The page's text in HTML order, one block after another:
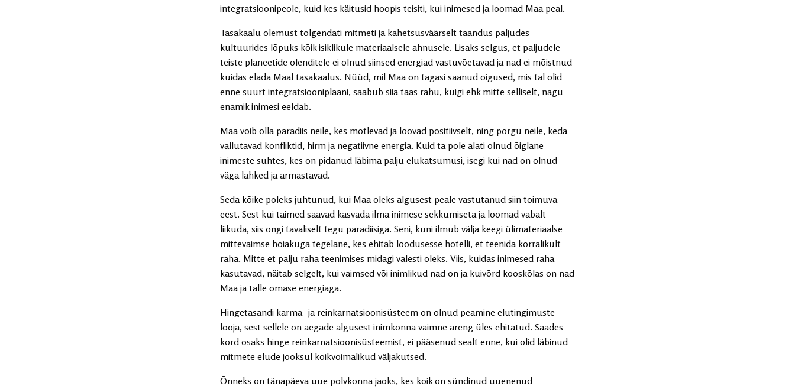
integratsioonipeole, kuid kes käitusid hoopis teisiti, kui inimesed ja loomad Maa peal.
Tasakaalu olemust tõlgendati mitmeti ja kahetsusväärselt taandus paljudes
kultuurides lõpuks kõik isiklikule materiaalsele ahnusele. Lisaks selgus, et paljudele
teiste planeetide olenditele ei olnud siinsed energiad vastuvõetavad ja nad ei mõistnud
kuidas elada Maal tasakaalus. Nüüd, mil Maa on tagasi saanud õigused, mis tal olid
enne suurt integratsiooniplaani, saabub siia taas rahu, kuigi ehk mitte selliselt, nagu
enamik inimesi eeldab.
Maa võib olla paradiis neile, kes mõtlevad ja loovad positiivselt, ning põrgu neile, keda
vallutavad konfliktid, hirm ja negatiivne energia. Kuid ta pole alati olnud õiglane
inimeste suhtes, kes on pidanud läbima palju elukatsumusi, isegi kui nad on olnud
väga lahked ja armastavad.
Seda kõike poleks juhtunud, kui Maa oleks algusest peale vastutanud siin toimuva
eest. Sest kui taimed saavad kasvada ilma inimese sekkumiseta ja loomad vabalt
liikuda, siis ongi tavaliselt tegu paradiisiga. Seni, kuni ilmub välja keegi ülimateriaalse
mittevaimse hoiakuga tegelane, kes ehitab loodusesse hotelli, et teenida korralikult
raha. Mitte et palju raha teenimises midagi valesti oleks. Viis, kuidas inimesed raha
kasutavad, näitab selgelt, kui vaimsed või inimlikud nad on ja kuivõrd kooskõlas on nad
Maa ja talle omase energiaga.
Hingetasandi karma- ja reinkarnatsioonisüsteem on olnud peamine elutingimuste
looja, sest sellele on aegade algusest inimkonna vaimne areng üles ehitatud. Saades
kord osaks hinge reinkarnatsioonisüsteemist, ei pääsenud sealt enne, kui olid läbinud
mitmete elude jooksul kõikvõimalikud väljakutsed.
Õnneks on tänapäeva uue põlvkonna jaoks, kes kõik on sündinud uuenenud